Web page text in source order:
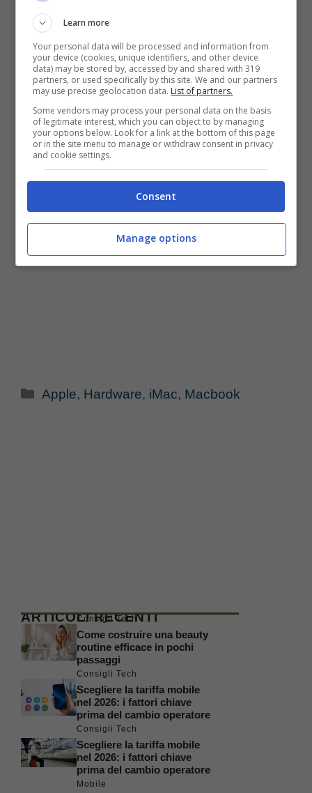
Categorie
Apple, Hardware, iMac, Macbook
ARTICOLI RECENTI
Consigli Tech
Come costruire una beauty
routine efficace in pochi
passaggi
Consigli Tech
Scegliere la tariffa mobile
nel 2026: i fattori chiave
prima del cambio operatore
Consigli Tech
Scegliere la tariffa mobile
nel 2026: i fattori chiave
prima del cambio operatore
Mobile
Learn more
Your personal data will be processed and information from
your device (cookies, unique identifiers, and other device
data) may be stored by, accessed by and shared with 319
partners, or used specifically by this site. We and our partners
may use precise geolocation data. List of partners.
Some vendors may process your personal data on the basis
of legitimate interest, which you can object to by managing
your options below. Look for a link at the bottom of this page
or in the site menu to manage or withdraw consent in privacy
and cookie settings.
Consent
Manage options